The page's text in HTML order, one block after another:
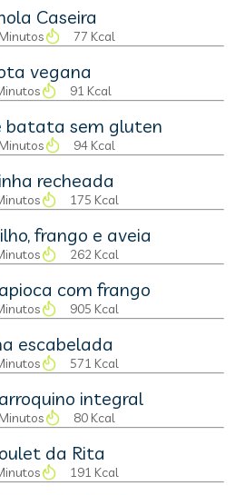
Caseira
77 Kcal
vegana
91 Kcal
batata sem gluten
94 Kcal
recheada
175 Kcal
frango e aveia
262 Kcal
com frango
905 Kcal
escabelada
571 Kcal
integral
80 Kcal
da Rita
191 Kcal